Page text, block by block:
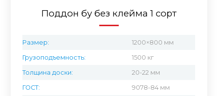
Поддон бу без клейма 1 сорт
Размер: 1200×800 мм
Грузоподъемность: 1500 кг
Толщина доски: 20-22 мм
ГОСТ: 9078-84 мм